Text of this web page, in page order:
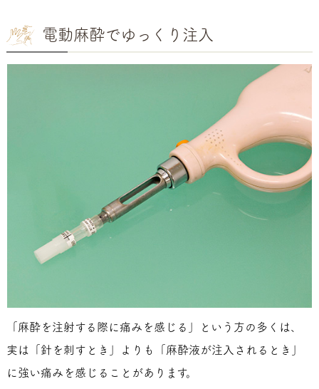
電動麻酔でゆっくり注入
「麻酔を注射する際に痛みを感じる」という方の多くは、
実は「針を刺すとき」よりも「麻酔液が注入されるとき」
に強い痛みを感じることがあります。